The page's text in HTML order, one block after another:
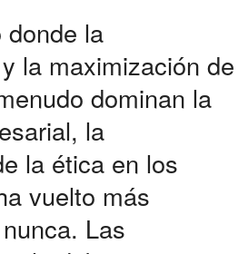
donde la
la maximización de
dominan la
la
la ética en los
vuelto más
Las